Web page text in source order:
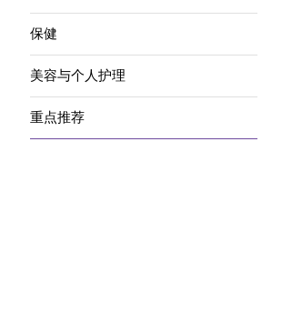
保健
美容与个人护理
重点推荐